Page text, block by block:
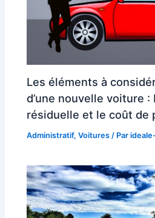
Les éléments à
d’une nouvelle voiture :
résiduelle et le coût de
Administratif,Voitures / Par